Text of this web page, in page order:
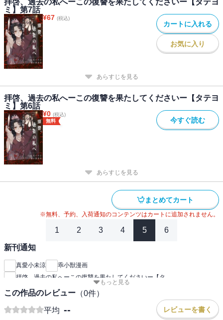
拝啓、過去の私へーこの復讐を果たしてくださいー【タテヨ
ミ】第7話
¥67 (税込)
カートに入れる
お気に入り
あらすじを見る
拝啓、過去の私へーこの復讐を果たしてくださいー【タテヨ
ミ】第6話
¥0 (税込)
無料
今すぐ読む
あらすじを見る
まとめてカート
※無料、予約、入荷通知のコンテンツはカートに追加されません。
1 2 3 4 5 6
新刊通知
真愛小未涼
乖小獣漫画
拝啓、過去の私へーこの復讐を果たしてくださいー【タ
もっと見る
この作品のレビュー （0件）
平均 -- レビューを書く